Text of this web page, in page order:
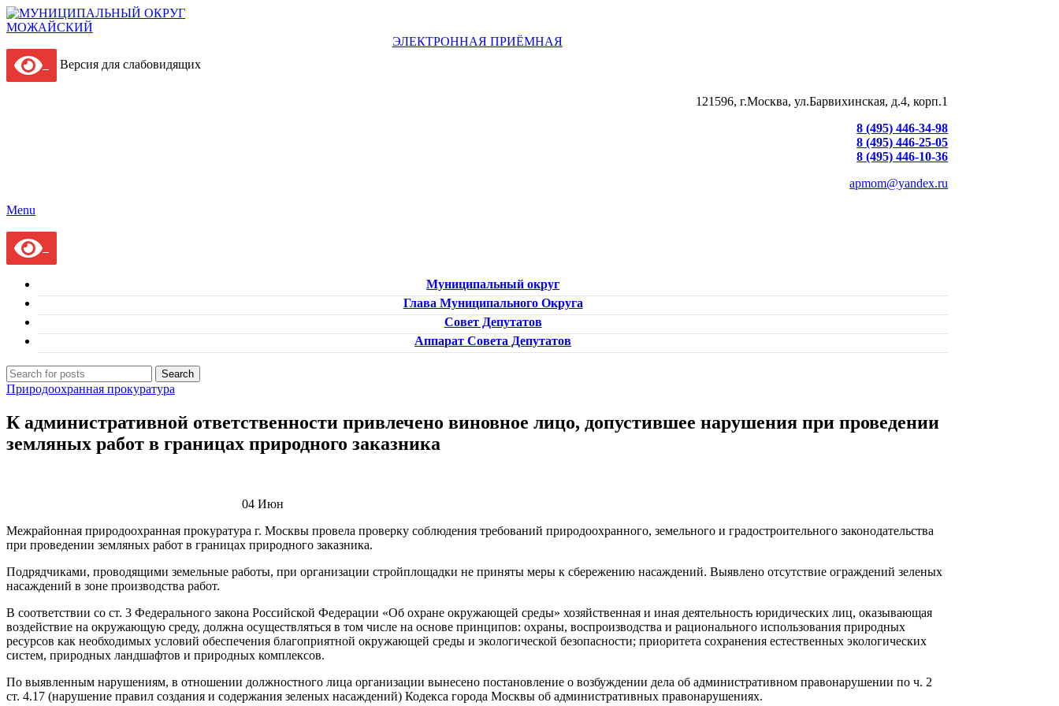
ЭЛЕКТРОННАЯ ПРИЁМНАЯ
Версия для слабовидящих
121596, г.Москва, ул.Барвихинская, д.4, корп.1
8 (495) 446-34-98
8 (495) 446-25-05
8 (495) 446-10-36
apmom@yandex.ru
Menu
Муниципальный округ
Глава Муниципального Округа
Совет Депутатов
Аппарат Совета Депутатов
Search
Природоохранная прокуратура
К административной ответственности привлечено виновное лицо, допустившее нарушения при проведении
земляных работ в границах природного заказника
04 Июн
Межрайонная природоохранная прокуратура г. Москвы провела проверку соблюдения требований природоохранного, земельного и градостроительного законодательства
при проведении земляных работ в границах природного заказника.
Подрядчиками, проводящими земельные работы, при организации стройплощадки не приняты меры к сбережению насаждений. Выявлено отсутствие ограждений зеленых
насаждений в зоне производства работ.
В соответствии со ст. 3 Федерального закона Российской Федерации «Об охране окружающей среды» хозяйственная и иная деятельность юридических лиц, оказывающая
воздействие на окружающую среду, должна осуществляться в том числе на основе принципов: охраны, воспроизводства и рационального использования природных
ресурсов как необходимых условий обеспечения благоприятной окружающей среды и экологической безопасности; приоритета сохранения естественных экологических
систем, природных ландшафтов и природных комплексов.
По выявленным нарушениям, в отношении должностного лица организации вынесено постановление о возбуждении дела об административном правонарушении по ч. 2
ст. 4.17 (нарушение правил создания и содержания зеленых насаждений) Кодекса города Москвы об административных правонарушениях.